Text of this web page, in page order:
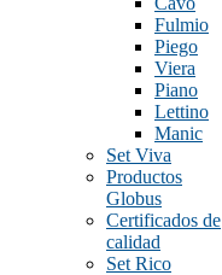
Fulmio
Piego
Viera
Piano
Lettino
Manic
Set Viva
Productos
Globus
Certificados de
calidad
Set Rico